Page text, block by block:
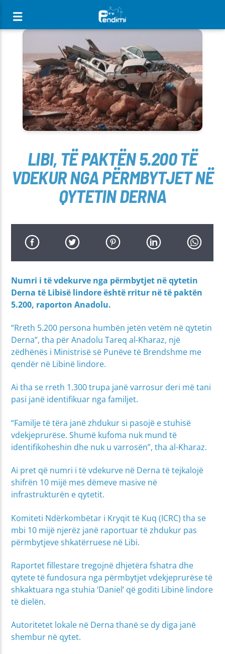
[There are no radio stations in the database]
LIBI, TË PAKTËN 5.200 TË
VDEKUR NGA PËRMBYTJET NË
QYTETIN DERNA
Numri i të vdekurve nga përmbytjet në qytetin
Derna të Libisë lindore është rritur në të paktën
5.200, raporton Anadolu.
“Rreth 5.200 persona humbën jetën vetëm në qytetin
Derna”, tha për Anadolu Tareq al-Kharaz, një
zëdhënës i Ministrisë së Punëve të Brendshme me
qendër në Libinë lindore.
Ai tha se rreth 1.300 trupa janë varrosur deri më tani
pasi janë identifikuar nga familjet.
“Familje të tëra janë zhdukur si pasojë e stuhisë
vdekjeprurëse. Shumë kufoma nuk mund të
identifikoheshin dhe nuk u varrosën”, tha al-Kharaz.
Ai pret që numri i të vdekurve në Derna të tejkalojë
shifrën 10 mijë mes dëmeve masive në
infrastrukturën e qytetit.
Komiteti Ndërkombëtar i Kryqit të Kuq (ICRC) tha se
mbi 10 mijë njerëz janë raportuar të zhdukur pas
përmbytjeve shkatërruese në Libi.
Raportet fillestare tregojnë dhjetëra fshatra dhe
qytete të fundosura nga përmbytjet vdekjeprurëse të
shkaktuara nga stuhia ‘Daniel’ që goditi Libinë lindore
të dielën.
Autoritetet lokale në Derna thanë se dy diga janë
shembur në qytet.